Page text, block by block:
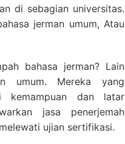
di sebagian universitas.
jerman umum, Atau
bahasa jerman? Lain
umum. Mereka yang
kemampuan dan latar
jasa penerjemah
ujian sertifikasi.